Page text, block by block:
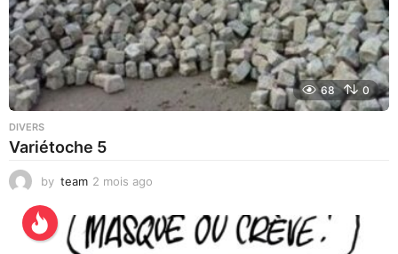
68 0
DIVERS
Variétoche 5
by team 2 mois ago
e
m
a